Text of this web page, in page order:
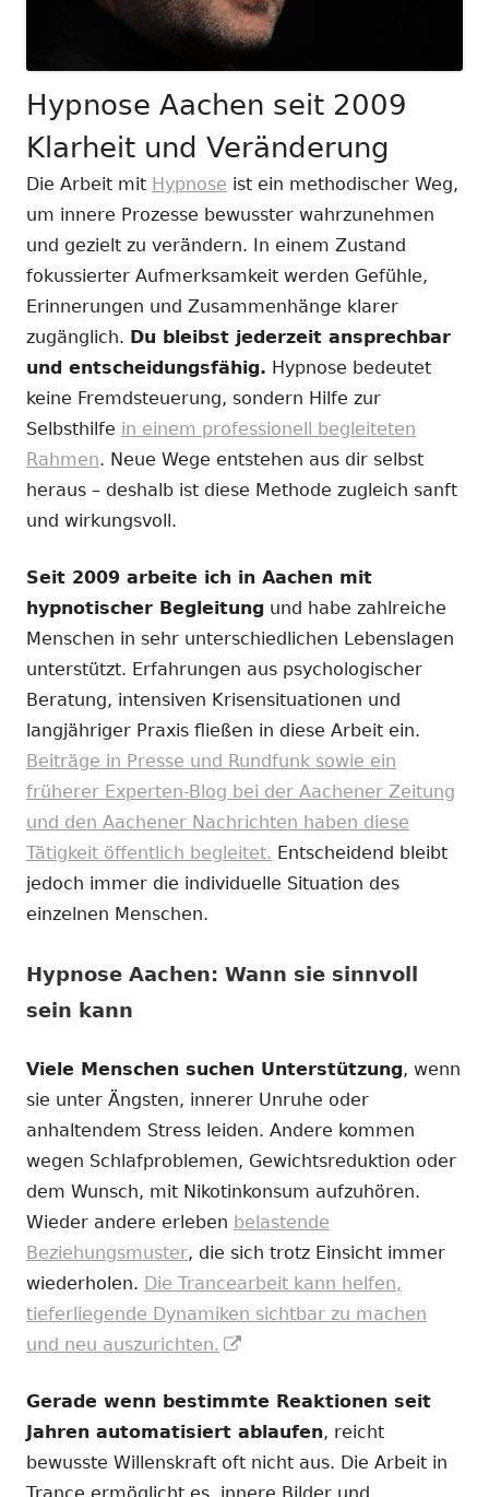
Hypnose Aachen seit 2009
Klarheit und Veränderung
Die Arbeit mit Hypnose ist ein methodischer Weg,
um innere Prozesse bewusster wahrzunehmen
und gezielt zu verändern. In einem Zustand
fokussierter Aufmerksamkeit werden Gefühle,
Erinnerungen und Zusammenhänge klarer
zugänglich. Du bleibst jederzeit ansprechbar
und entscheidungsfähig. Hypnose bedeutet
keine Fremdsteuerung, sondern Hilfe zur
Selbsthilfe in einem professionell begleiteten
Rahmen. Neue Wege entstehen aus dir selbst
heraus – deshalb ist diese Methode zugleich sanft
und wirkungsvoll.
Seit 2009 arbeite ich in Aachen mit
hypnotischer Begleitung und habe zahlreiche
Menschen in sehr unterschiedlichen Lebenslagen
unterstützt. Erfahrungen aus psychologischer
Beratung, intensiven Krisensituationen und
langjähriger Praxis fließen in diese Arbeit ein.
Beiträge in Presse und Rundfunk sowie ein
früherer Experten-Blog bei der Aachener Zeitung
und den Aachener Nachrichten haben diese
Tätigkeit öffentlich begleitet. Entscheidend bleibt
jedoch immer die individuelle Situation des
einzelnen Menschen.
Hypnose Aachen: Wann sie sinnvoll
sein kann
Viele Menschen suchen Unterstützung, wenn
sie unter Ängsten, innerer Unruhe oder
anhaltendem Stress leiden. Andere kommen
wegen Schlafproblemen, Gewichtsreduktion oder
dem Wunsch, mit Nikotinkonsum aufzuhören.
Wieder andere erleben belastende
Beziehungsmuster, die sich trotz Einsicht immer
wiederholen. Die Trancearbeit kann helfen,
tieferliegende Dynamiken sichtbar zu machen
und neu auszurichten.
Fenster
öffnen
Gerade wenn bestimmte Reaktionen seit
Jahren automatisiert ablaufen, reicht
bewusste Willenskraft oft nicht aus. Die Arbeit in